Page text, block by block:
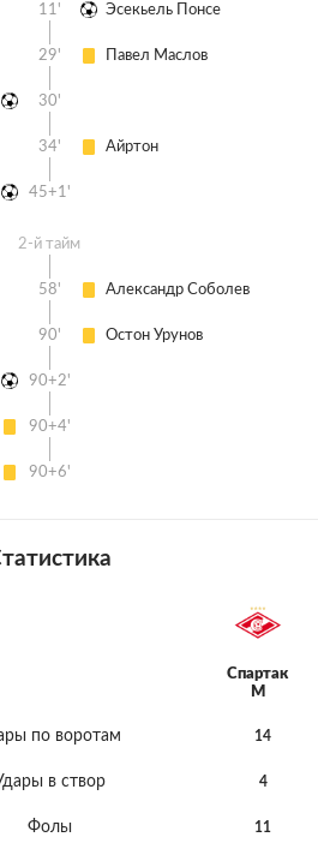
Эсекьель Понсе
11'
Павел Маслов
29'
30'
Айртон
34'
45+1'
2-й тайм
Александр Соболев
58'
Остон Урунов
90'
90+2'
90+4'
90+6'
Спартак
М
по воротам 14
в створ 4
Фолы 11